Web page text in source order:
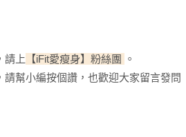
請上 【iFit愛瘦身】粉絲團
。
幫小編按個讚，也歡迎大家留言發問